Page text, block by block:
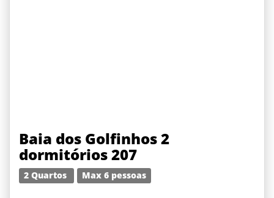
Baia dos Golfinhos 2
dormitórios 207
2 Quartos Max 6 pessoas